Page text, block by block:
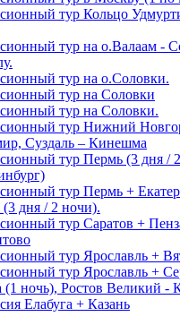
тур Кольцо
тур на о.Валаам -
тур на о.Соловки.
тур на Соловки
тур на Соловки.
тур Нижний
Суздаль – Кинешма
тур Пермь (3 дня /
тур Пермь +
дня / 2 ночи).
тур Саратов +
тур Ярославль +
тур Ярославль +
ночь), Ростов Великий -
Елабуга + Казань